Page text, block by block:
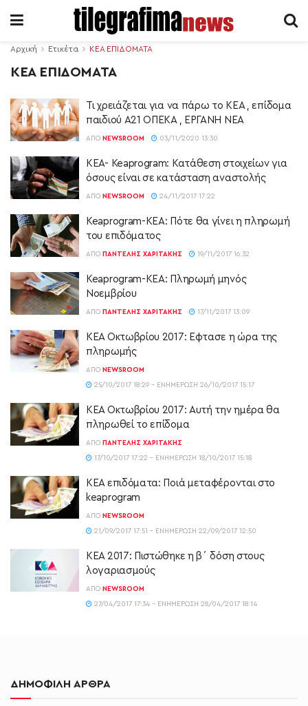
Αρχική Ετικέτα ΚΕΑ ΕΠΙΔΟΜΑΤΑ
ΚΕΑ ΕΠΙΔΟΜΑΤΑ
Τι χρειάζεται για να πάρω το ΚΕΑ , επίδομα
παιδιού Α21 ΟΠΕΚΑ , ΕΡΓΑΝΗ ΝΕΑ
ΑΠΌ NEWSROOM 03/11/2020 13:30
ΚΕΑ- Keaprogram: Κατάθεση στοιχείων για
όσους είναι σε κατάσταση αναστολής
ΑΠΌ NEWSROOM 24/11/2017 17:22
Keaprogram-ΚΕΑ: Πότε θα γίνει η πληρωμή
του επιδόματος
ΑΠΌ ΠΑΝΤΕΛΉΣ ΧΑΡΙΤΆΚΗΣ 19/11/2017 16:32
Keaprogram-ΚΕΑ: Πληρωμή μηνός
Νοεμβρίου
ΑΠΌ ΠΑΝΤΕΛΉΣ ΧΑΡΙΤΆΚΗΣ 17/11/2017 13:09
ΚΕΑ Οκτωβρίου 2017: Εφτασε η ώρα της
πληρωμής
ΑΠΌ NEWSROOM
25/10/2017 18:29 - ΕΝΗΜΈΡΩΣΗ 26/10/2017 15:17
ΚΕΑ Οκτωβρίου 2017: Αυτή την ημέρα θα
πληρωθεί το επίδομα
ΑΠΌ ΠΑΝΤΕΛΉΣ ΧΑΡΙΤΆΚΗΣ
17/10/2017 17:22 - ΕΝΗΜΈΡΩΣΗ 18/10/2017 15:18
ΚΕΑ επιδόματα: Ποιά μεταφέρονται στο
keaprogram
ΑΠΌ NEWSROOM
21/09/2017 17:51 - ΕΝΗΜΈΡΩΣΗ 22/09/2017 12:50
ΚΕΑ 2017: Πιστώθηκε η β΄ δόση στους
λογαριασμούς
ΑΠΌ NEWSROOM
27/04/2017 17:34 - ΕΝΗΜΈΡΩΣΗ 28/04/2017 18:14
ΔΗΜΟΦΙΛΗ ΑΡΘΡΑ